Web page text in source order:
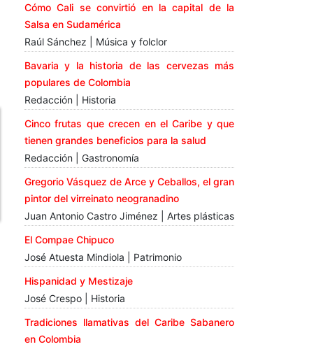
Cómo Cali se convirtió en la capital de la
Salsa en Sudamérica
Raúl Sánchez | Música y folclor
Bavaria y la historia de las cervezas más
populares de Colombia
Redacción | Historia
Cinco frutas que crecen en el Caribe y que
tienen grandes beneficios para la salud
Redacción | Gastronomía
Gregorio Vásquez de Arce y Ceballos, el gran
pintor del virreinato neogranadino
Juan Antonio Castro Jiménez | Artes plásticas
El Compae Chipuco
José Atuesta Mindiola | Patrimonio
Hispanidad y Mestizaje
José Crespo | Historia
Tradiciones llamativas del Caribe Sabanero
en Colombia